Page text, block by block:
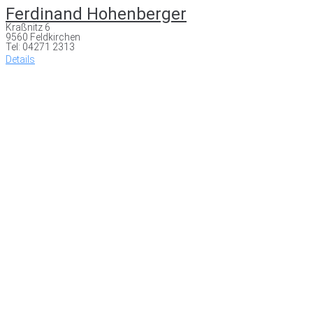
Ferdinand Hohenberger
Kraßnitz 6
9560 Feldkirchen
Tel: 04271 2313
Details